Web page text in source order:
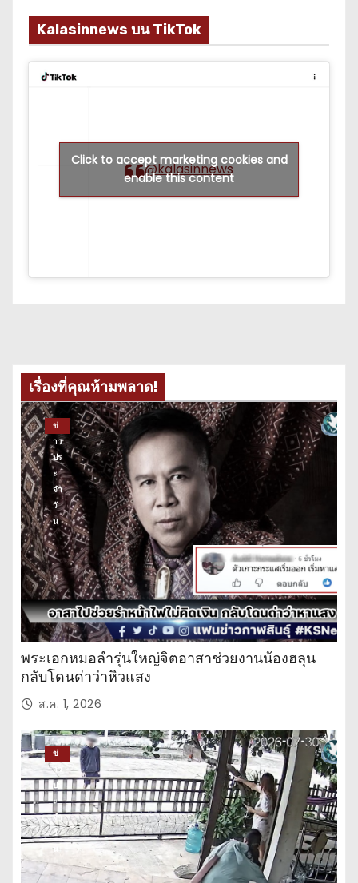
Kalasinnews บน TikTok
@kalasinnews
Click to accept marketing cookies and
enable this content
เรื่องที่คุณห้ามพลาด!
ข่
าว
ปร
ะ
จำ
วั
น
พระเอกหมอลำรุ่นใหญ่จิตอาสาช่วยงานน้องฮลุน
กลับโดนด่าว่าหิวแสง
ส.ค. 1, 2026
ข่
าว
ปร
ะ
จำ
วั
น